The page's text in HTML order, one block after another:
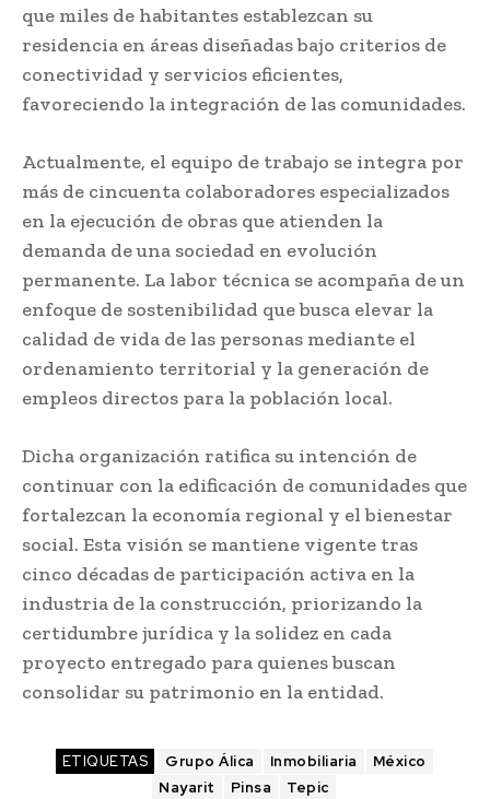
que miles de habitantes establezcan su
residencia en áreas diseñadas bajo criterios de
conectividad y servicios eficientes,
favoreciendo la integración de las comunidades.
Actualmente, el equipo de trabajo se integra por
más de cincuenta colaboradores especializados
en la ejecución de obras que atienden la
demanda de una sociedad en evolución
permanente. La labor técnica se acompaña de un
enfoque de sostenibilidad que busca elevar la
calidad de vida de las personas mediante el
ordenamiento territorial y la generación de
empleos directos para la población local.
Dicha organización ratifica su intención de
continuar con la edificación de comunidades que
fortalezcan la economía regional y el bienestar
social. Esta visión se mantiene vigente tras
cinco décadas de participación activa en la
industria de la construcción, priorizando la
certidumbre jurídica y la solidez en cada
proyecto entregado para quienes buscan
consolidar su patrimonio en la entidad.
ETIQUETAS Grupo Álica Inmobiliaria
México
Nayarit
Pinsa Tepic